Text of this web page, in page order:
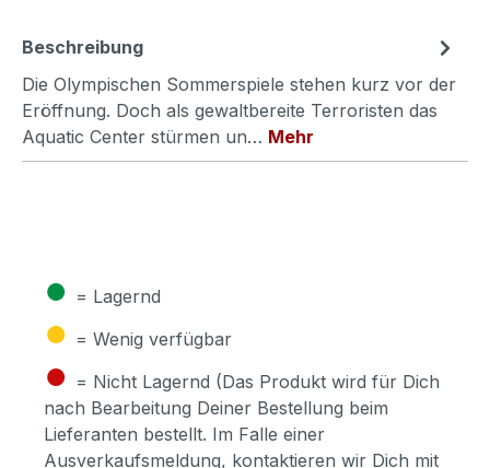
Beschreibung
Die Olympischen Sommerspiele stehen kurz vor der
Eröffnung. Doch als gewaltbereite Terroristen das
Aquatic Center stürmen un… Mehr
● = Lagernd
● = Wenig verfügbar
● = Nicht Lagernd (Das Produkt wird für Dich
nach Bearbeitung Deiner Bestellung beim
Lieferanten bestellt. Im Falle einer
Ausverkaufsmeldung, kontaktieren wir Dich mit